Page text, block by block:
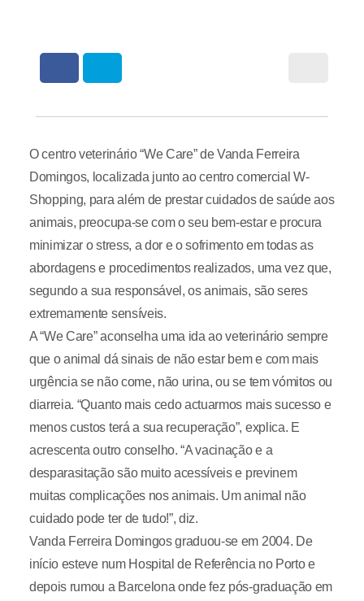
O centro veterinário “We Care” de Vanda Ferreira
Domingos, localizada junto ao centro comercial W-
Shopping, para além de prestar cuidados de saúde aos
animais, preocupa-se com o seu bem-estar e procura
minimizar o stress, a dor e o sofrimento em todas as
abordagens e procedimentos realizados, uma vez que,
segundo a sua responsável, os animais, são seres
extremamente sensíveis.
A “We Care” aconselha uma ida ao veterinário sempre
que o animal dá sinais de não estar bem e com mais
urgência se não come, não urina, ou se tem vómitos ou
diarreia. “Quanto mais cedo actuarmos mais sucesso e
menos custos terá a sua recuperação”, explica. E
acrescenta outro conselho. “A vacinação e a
desparasitação são muito acessíveis e previnem
muitas complicações nos animais. Um animal não
cuidado pode ter de tudo!”, diz.
Vanda Ferreira Domingos graduou-se em 2004. De
início esteve num Hospital de Referência no Porto e
depois rumou a Barcelona onde fez pós-graduação em